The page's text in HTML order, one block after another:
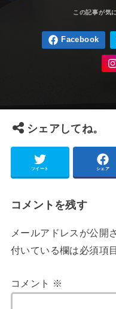
シェアしてね。
ツイート シェア
コメントを残す
メールアドレスが公開
付いている欄は必須項
コメント ※